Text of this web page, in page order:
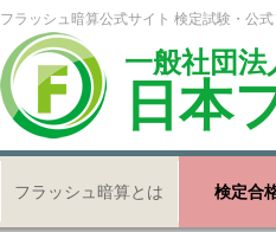
フラッシュ暗算公式サイト 検定試験・公
一般社団法
日本
フラッシュ暗算とは 検定合